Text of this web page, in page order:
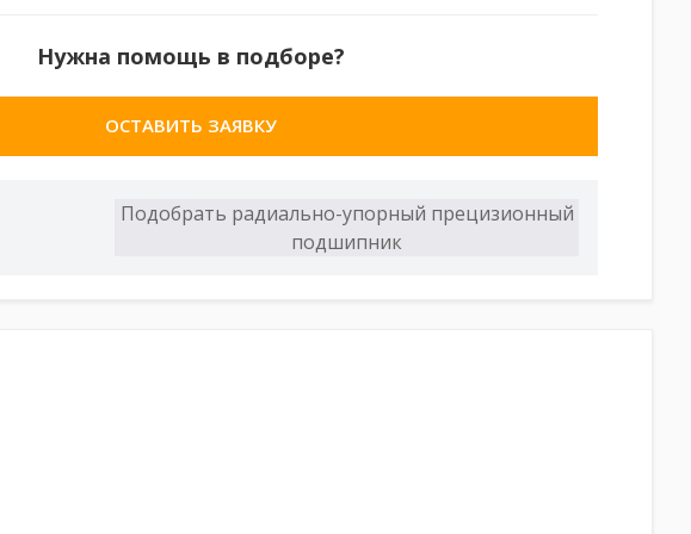
Нужна помощь в подборе?
ОСТАВИТЬ ЗАЯВКУ